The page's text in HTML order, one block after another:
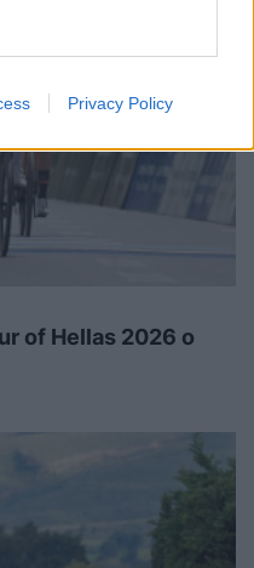
Privacy Policy
of Hellas 2026 ο